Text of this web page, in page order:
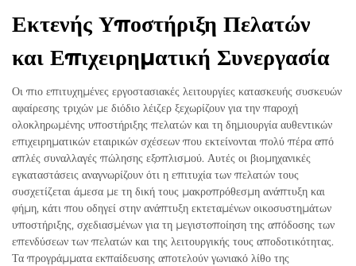
Εκτενής Υποστήριξη Πελατών
και Επιχειρηματική Συνεργασία
Οι πιο επιτυχημένες εργοστασιακές λειτουργίες κατασκευής συσκευών
αφαίρεσης τριχών με διόδιο λέιζερ ξεχωρίζουν για την παροχή
ολοκληρωμένης υποστήριξης πελατών και τη δημιουργία αυθεντικών
επιχειρηματικών εταιρικών σχέσεων που εκτείνονται πολύ πέρα από
απλές συναλλαγές πώλησης εξοπλισμού. Αυτές οι βιομηχανικές
εγκαταστάσεις αναγνωρίζουν ότι η επιτυχία των πελατών τους
συσχετίζεται άμεσα με τη δική τους μακροπρόθεσμη ανάπτυξη και
φήμη, κάτι που οδηγεί στην ανάπτυξη εκτεταμένων οικοσυστημάτων
υποστήριξης, σχεδιασμένων για τη μεγιστοποίηση της απόδοσης των
επενδύσεων των πελατών και της λειτουργικής τους αποδοτικότητας.
Τα προγράμματα εκπαίδευσης αποτελούν γωνιακό λίθο της